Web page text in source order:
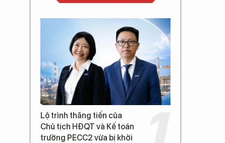
Lộ trình thăng tiến của
Chủ tịch HĐQT và Kế toán
trưởng PECC2 vừa bị khởi